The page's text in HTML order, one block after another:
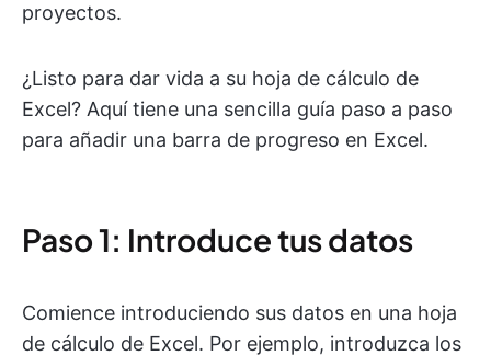
proyectos.
¿Listo para dar vida a su hoja de cálculo de
Excel? Aquí tiene una sencilla guía paso a paso
para añadir una barra de progreso en Excel.
Paso 1: Introduce tus datos
Comience introduciendo sus datos en una hoja
de cálculo de Excel. Por ejemplo, introduzca los